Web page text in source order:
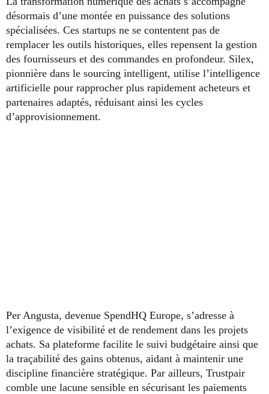
désormais d’une montée en puissance des solutions
spécialisées. Ces startups ne se contentent pas de
remplacer les outils historiques, elles repensent la gestion
des fournisseurs et des commandes en profondeur. Silex,
pionnière dans le sourcing intelligent, utilise l’intelligence
artificielle pour rapprocher plus rapidement acheteurs et
partenaires adaptés, réduisant ainsi les cycles
d’approvisionnement.
Per Angusta, devenue SpendHQ Europe, s’adresse à
l’exigence de visibilité et de rendement dans les projets
achats. Sa plateforme facilite le suivi budgétaire ainsi que
la traçabilité des gains obtenus, aidant à maintenir une
discipline financière stratégique. Par ailleurs, Trustpair
comble une lacune sensible en sécurisant les paiements